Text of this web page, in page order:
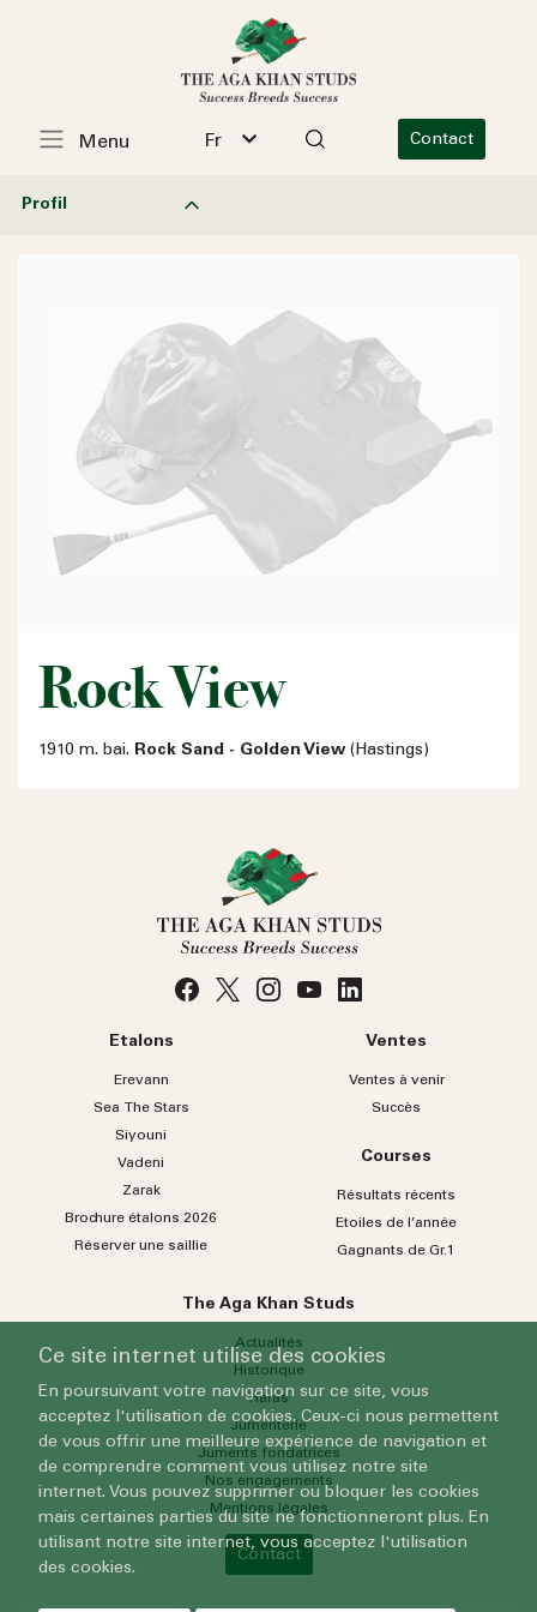
Fr Contact
Menu
Profil
Rock View
1910 m. bai. Rock Sand - Golden View(Hastings)
Etalons
Erevann
Sea TheStars
Siyouni
Vadeni
Zarak
Brochure étalons 2026
Réserver une saillie
Ventes
Ventes à venir
Succès
Courses
Résultats récents
Etoiles de l’année
Gagnants de Gr.1
The Aga Khan Studs
Actualités
Historique
Haras
Jumenterie
Juments fondatrices
Nos engagements
Mentions légales
Contact
Ce site internet utilise des cookies
En poursuivant votre navigation sur ce site, vous
acceptez l'utilisation de cookies. Ceux-ci nous permettent
de vous offrir une meilleure expérience de navigation et
de comprendre comment vous utilisez notre site
internet. Vous pouvez supprimer ou bloquer les cookies
mais certaines parties du site ne fonctionneront plus. En
utilisant notre site internet, vous acceptez l'utilisation
des cookies.